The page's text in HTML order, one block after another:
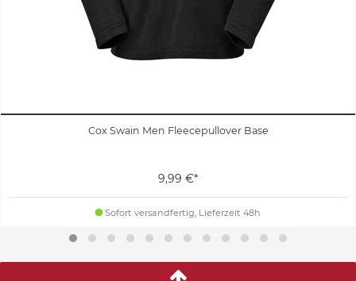
Cox Swain Men Fleecepullover Base
9,99 €*
Sofort versandfertig, Lieferzeit 48h